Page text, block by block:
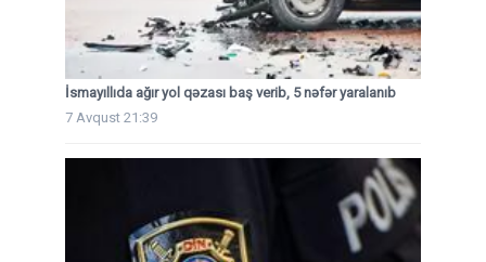
İsmayıllıda ağır yol qəzası baş verib, 5 nəfər yaralanıb
7 Avqust 21:39